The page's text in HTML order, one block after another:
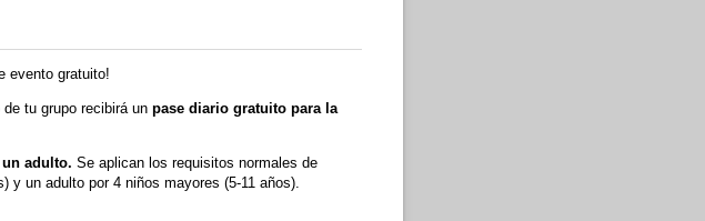
evento gratuito!
tu grupo recibirá un pase diario gratuito para la
adulto. Se aplican los requisitos normales de
y un adulto por 4 niños mayores (5-11 años).